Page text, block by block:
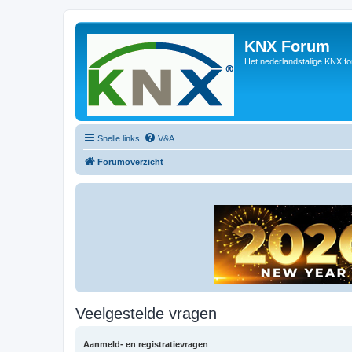
KNX Forum
Het nederlandstalige KNX
Snelle links V&A
Forumoverzicht
Veelgestelde vragen
Aanmeld- en registratievragen